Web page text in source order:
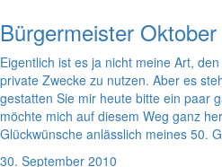
Bürgermeister
Eigentlich ist es ja nicht meine Art,
private Zwecke zu nutzen. Aber es
gestatten Sie mir heute bitte ein paar
möchte mich auf diesem Weg ganz
Glückwünsche anlässlich meines 50.
30. September 2010